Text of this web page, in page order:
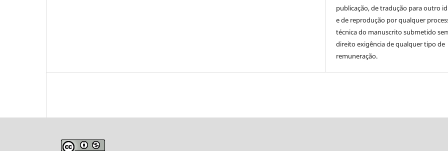
publicação, de tradução para outro
e de reprodução por qualquer
técnica do manuscrito submetido
direito exigência de qualquer tipo de
remuneração.